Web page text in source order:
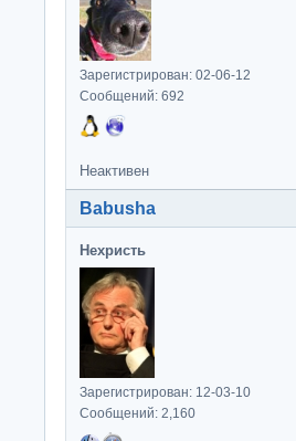
Зарегистрирован: 02-06-12
Сообщений: 692
Неактивен
Babusha
Нехристь
Зарегистрирован: 12-03-10
Сообщений: 2,160